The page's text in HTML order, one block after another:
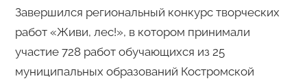
Завершился региональный конкурс творческих
работ «Живи, лес!», в котором принимали
участие 728 работ обучающихся из 25
муниципальных образований Костромской